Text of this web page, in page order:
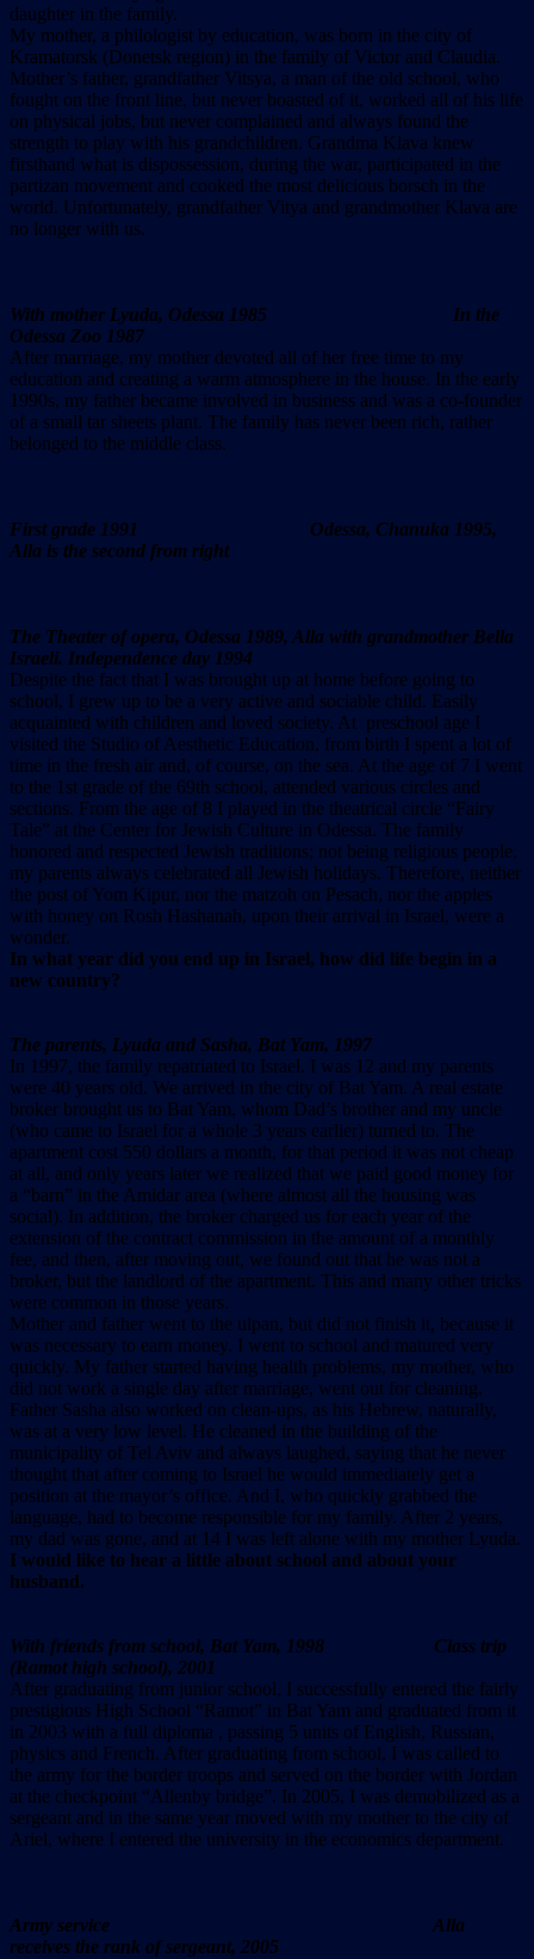
daughter in the family.
My mother, a philologist by education, was born in the city of
Kramatorsk (Donetsk region) in the family of Victor and Claudia.
Mother’s father, grandfather Vitsya, a man of the old school, who
fought on the front line, but never boasted of it, worked all of his life
on physical jobs, but never complained and always found the
strength to play with his grandchildren. Grandma Klava knew
firsthand what is dispossession, during the war, participated in the
partizan movement and cooked the most delicious borsch in the
world. Unfortunately, grandfather Vitya and grandmother Klava are
no longer with us.
With mother Lyuda, Odessa 1985 In the
Odessa Zoo 1987
After marriage, my mother devoted all of her free time to my
education and creating a warm atmosphere in the house. In the early
1990s, my father became involved in business and was a co-founder
of a small tar sheets plant. The family has never been rich, rather
belonged to the middle class.
First grade 1991 Odessa, Chanuka 1995,
Alla is the second from right
The Theater of opera, Odessa 1989, Alla with grandmother Bella
Israeli. Independence day 1994
Despite the fact that I was brought up at home before going to
school, I grew up to be a very active and sociable child. Easily
acquainted with children and loved society. At preschool age I
visited the Studio of Aesthetic Education, from birth I spent a lot of
time in the fresh air and, of course, on the sea. At the age of 7 I went
to the 1st grade of the 69th school, attended various circles and
sections. From the age of 8 I played in the theatrical circle “Fairy
Tale” at the Center for Jewish Culture in Odessa. The family
honored and respected Jewish traditions; not being religious people,
my parents always celebrated all Jewish holidays. Therefore, neither
the post of Yom Kipur, nor the matzoh on Pesach, nor the apples
with honey on Rosh Hashanah, upon their arrival in Israel, were a
wonder.
In what year did you end up in Israel, how did life begin in a
new country?
The parents, Lyuda and Sasha, Bat Yam, 1997
In 1997, the family repatriated to Israel. I was 12 and my parents
were 40 years old. We arrived in the city of Bat Yam. A real estate
broker brought us to Bat Yam, whom Dad’s brother and my uncle
(who came to Israel for a whole 3 years earlier) turned to. The
apartment cost 550 dollars a month, for that period it was not cheap
at all, and only years later we realized that we paid good money for
a “barn” in the Amidar area (where almost all the housing was
social). In addition, the broker charged us for each year of the
extension of the contract commission in the amount of a monthly
fee, and then, after moving out, we found out that he was not a
broker, but the landlord of the apartment. This and many other tricks
were common in those years.
Mother and father went to the ulpan, but did not finish it, because it
was necessary to earn money. I went to school and matured very
quickly. My father started having health problems, my mother, who
did not work a single day after marriage, went out for cleaning.
Father Sasha also worked on clean-ups, as his Hebrew, naturally,
was at a very low level. He cleaned in the building of the
municipality of Tel Aviv and always laughed, saying that he never
thought that after coming to Israel he would immediately get a
position at the mayor’s office. And I, who quickly grabbed the
language, had to become responsible for my family. After 2 years,
my dad was gone, and at 14 I was left alone with my mother Lyuda.
I would like to hear a little about school and about your
husband.
With friends from school, Bat Yam, 1998 Class trip
(Ramot high school), 2001
After graduating from junior school, I successfully entered the fairly
prestigious High School “Ramot” in Bat Yam and graduated from it
in 2003 with a full diploma , passing 5 units of English, Russian,
physics and French. After graduating from school, I was called to
the army for the border troops and served on the border with Jordan
at the checkpoint “Allenby bridge”. In 2005, I was demobilized as a
sergeant and in the same year moved with my mother to the city of
Ariel, where I entered the university in the economics department.
Army service Alla
receives the rank of sergeant, 2005